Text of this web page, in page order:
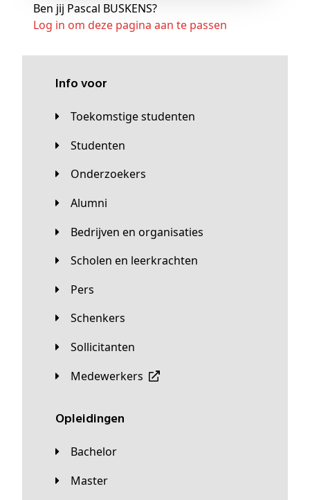
Ben jij Pascal BUSKENS?
Log in om deze pagina aan te passen
Info voor
Toekomstige studenten
Studenten
Onderzoekers
Alumni
Bedrijven en organisaties
Scholen en leerkrachten
Pers
Schenkers
Sollicitanten
Medewerkers
Opleidingen
Bachelor
Master